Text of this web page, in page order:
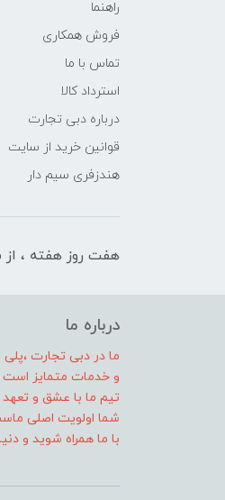
راهنما
فروش همکاری
تماس با ما
استرداد کالا
درباره دبی تجارت
قوانین خرید از سایت
هندزفری سیم دار
هفت روز هفته ، از ساعت 10 الی 22
درباره ما
ما در دبی تجارت
و خدمات متمایز است
تیم ما با عشق و تعهد
شما اولویت اصلی
با ما همراه شوید و